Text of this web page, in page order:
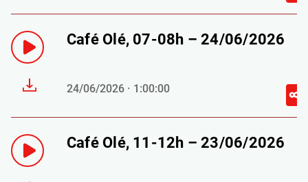
Café Olé, 07-08h – 24/06/2026
24/06/2026 · 1:00:00
Café Olé, 11-12h – 23/06/2026